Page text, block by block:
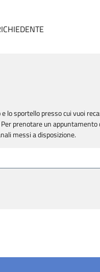
lo sportello presso cui vuoi
prenotare un
messi a disposizione.